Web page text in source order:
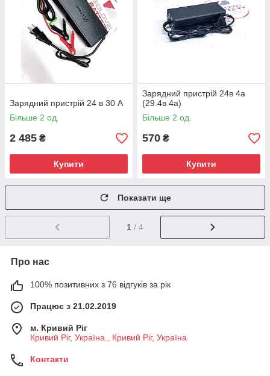
Зарядний пристрій 24 в 30 A
Більше 2 од.
2 485 ₴
Купити
Зарядний пристрій 24в 4а
(29.4в 4а)
Більше 2 од.
570 ₴
Купити
Показати ще
1 / 4
Про нас
100% позитивних з 76 відгуків за рік
Працює з 21.02.2019
м. Кривий Ріг
Кривий Ріг, Україна., Кривий Ріг, Україна
Контакти